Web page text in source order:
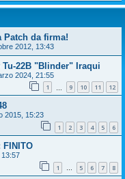
Patch da firma!
2012, 13:43
22B "Blinder" Iraqui
2024, 21:55
1 9 10 11 12
2015, 15:23
1 2 3 4 5 6
FINITO
13:57
1 … 5 6 7 8